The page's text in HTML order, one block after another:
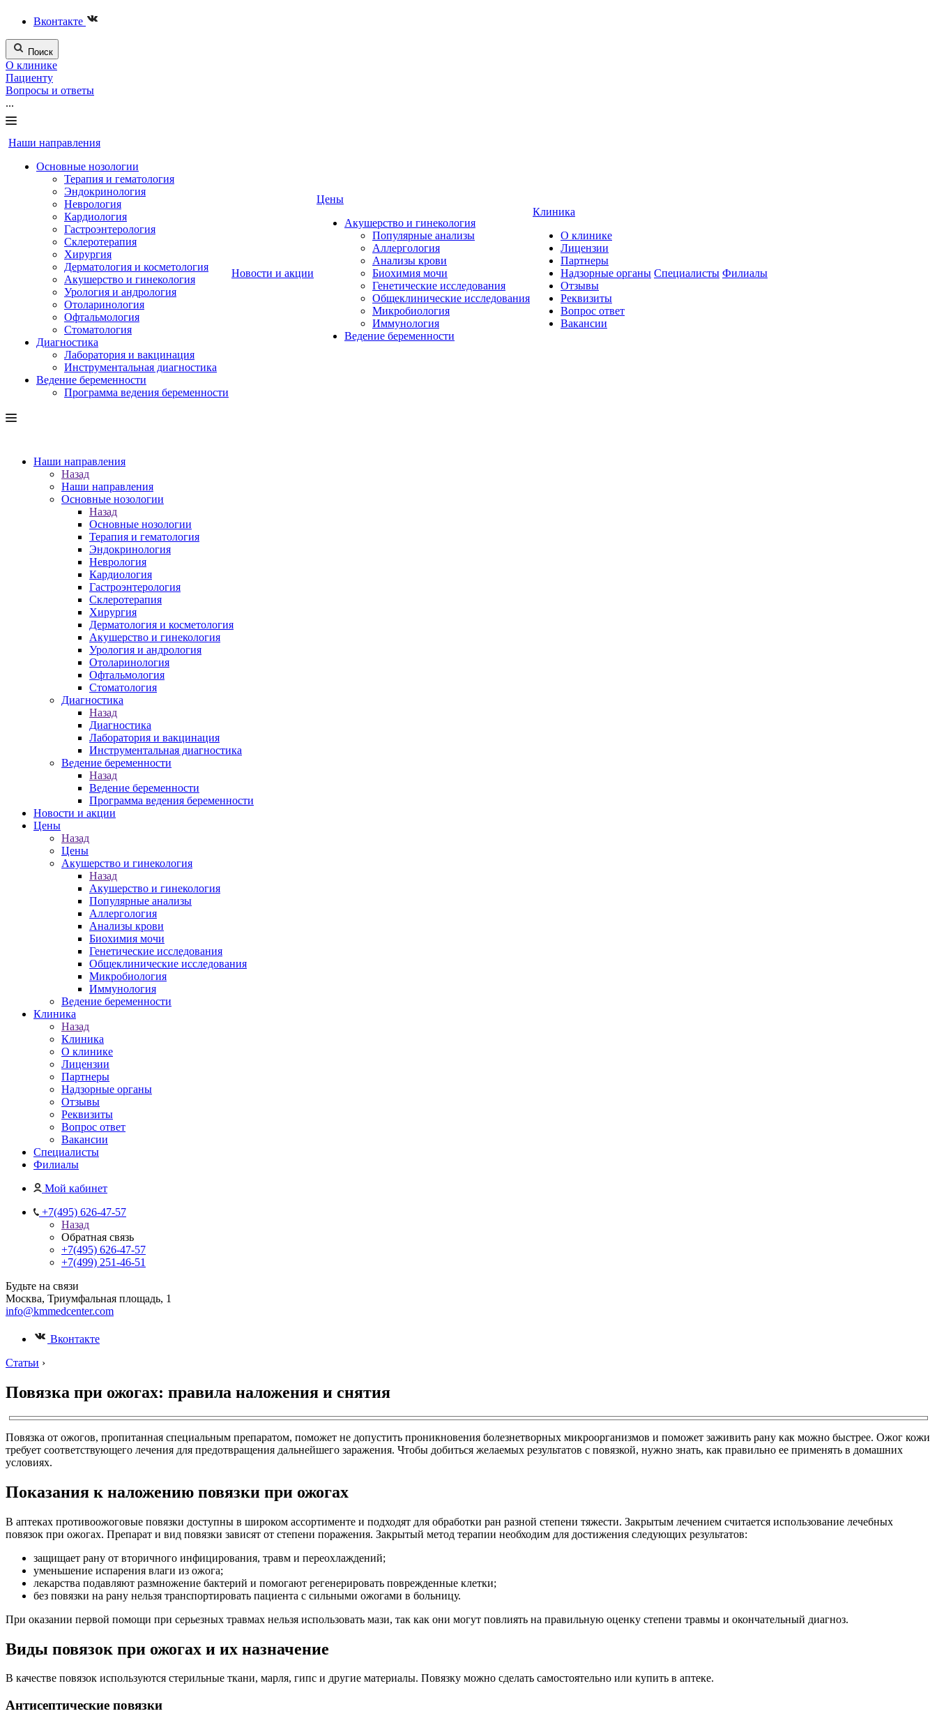
Вконтакте
Поиск
О клинике
Пациенту
Вопросы и ответы
...
Наши направления
Основные нозологии
Терапия и гематология
Эндокринология
Неврология
Кардиология
Гастроэнтерология
Склеротерапия
Хирургия
Дерматология и косметология
Акушерство и гинекология
Урология и андрология
Отоларинология
Офтальмология
Стоматология
Диагностика
Лаборатория и вакцинация
Инструментальная диагностика
Ведение беременности
Программа ведения беременности
Новости и акции
Цены
Акушерство и гинекология
Популярные анализы
Аллергология
Анализы крови
Биохимия мочи
Генетические исследования
Общеклинические исследования
Микробиология
Иммунология
Ведение беременности
Клиника
О клинике
Лицензии
Партнеры
Надзорные органы
Отзывы
Реквизиты
Вопрос ответ
Вакансии
Специалисты Филиалы
Наши направления
Назад
Наши направления
Основные нозологии
Назад
Основные нозологии
Терапия и гематология
Эндокринология
Неврология
Кардиология
Гастроэнтерология
Склеротерапия
Хирургия
Дерматология и косметология
Акушерство и гинекология
Урология и андрология
Отоларинология
Офтальмология
Стоматология
Диагностика
Назад
Диагностика
Лаборатория и вакцинация
Инструментальная диагностика
Ведение беременности
Назад
Ведение беременности
Программа ведения беременности
Новости и акции
Цены
Назад
Цены
Акушерство и гинекология
Назад
Акушерство и гинекология
Популярные анализы
Аллергология
Анализы крови
Биохимия мочи
Генетические исследования
Общеклинические исследования
Микробиология
Иммунология
Ведение беременности
Клиника
Назад
Клиника
О клинике
Лицензии
Партнеры
Надзорные органы
Отзывы
Реквизиты
Вопрос ответ
Вакансии
Специалисты
Филиалы
Мой кабинет
+7(495) 626-47-57
Назад
Обратная связь
+7(495) 626-47-57
+7(499) 251-46-51
Будьте на связи
Москва, Триумфальная площадь, 1
info@kmmedcenter.com
Вконтакте
Статьи ›
Повязка при ожогах: правила наложения и снятия
Повязка от ожогов, пропитанная специальным препаратом, поможет не допустить проникновения болезнетворных микроорганизмов и поможет заживить рану как можно быстрее. Ожог кожи
требует соответствующего лечения для предотвращения дальнейшего заражения. Чтобы добиться желаемых результатов с повязкой, нужно знать, как правильно ее применять в домашних
условиях.
Показания к наложению повязки при ожогах
В аптеках противоожоговые повязки доступны в широком ассортименте и подходят для обработки ран разной степени тяжести. Закрытым лечением считается использование лечебных
повязок при ожогах. Препарат и вид повязки зависят от степени поражения. Закрытый метод терапии необходим для достижения следующих результатов:
защищает рану от вторичного инфицирования, травм и переохлаждений;
уменьшение испарения влаги из ожога;
лекарства подавляют размножение бактерий и помогают регенерировать поврежденные клетки;
без повязки на рану нельзя транспортировать пациента с сильными ожогами в больницу.
При оказании первой помощи при серьезных травмах нельзя использовать мази, так как они могут повлиять на правильную оценку степени травмы и окончательный диагноз.
Виды повязок при ожогах и их назначение
В качестве повязок используются стерильные ткани, марля, гипс и другие материалы. Повязку можно сделать самостоятельно или купить в аптеке.
Антисептические повязки